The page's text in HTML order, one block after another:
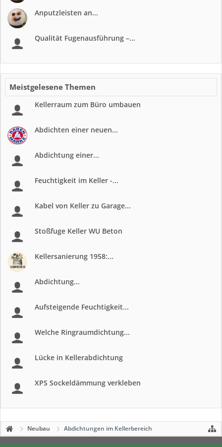
Anputzleisten an...
Qualität Fugenausführung –...
Meistgelesene Themen
Kellerraum zum Büro umbauen
Abdichten einer neuen...
Abdichtung einer...
Feuchtigkeit im Keller -...
Kabel von Keller zu Garage...
Stoßfuge Keller WU Beton
Kellersanierung 1958:...
Abdichtung...
Aufsteigende Feuchtigkeit...
Welche Ringraumdichtung...
Lücke in Kellerabdichtung
XPS Sockeldämmung verkleben
Neubau Abdichtungen im Kellerbereich